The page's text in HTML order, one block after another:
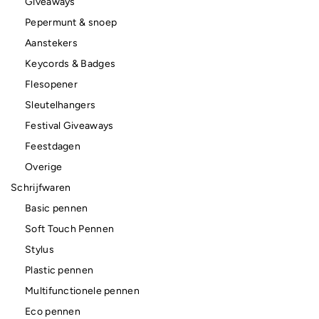
Pepermunt & snoep
Aanstekers
Keycords & Badges
Flesopener
Sleutelhangers
Festival Giveaways
Feestdagen
Overige
Schrijfwaren
Basic pennen
Soft Touch Pennen
Stylus
Plastic pennen
Multifunctionele pennen
Eco pennen